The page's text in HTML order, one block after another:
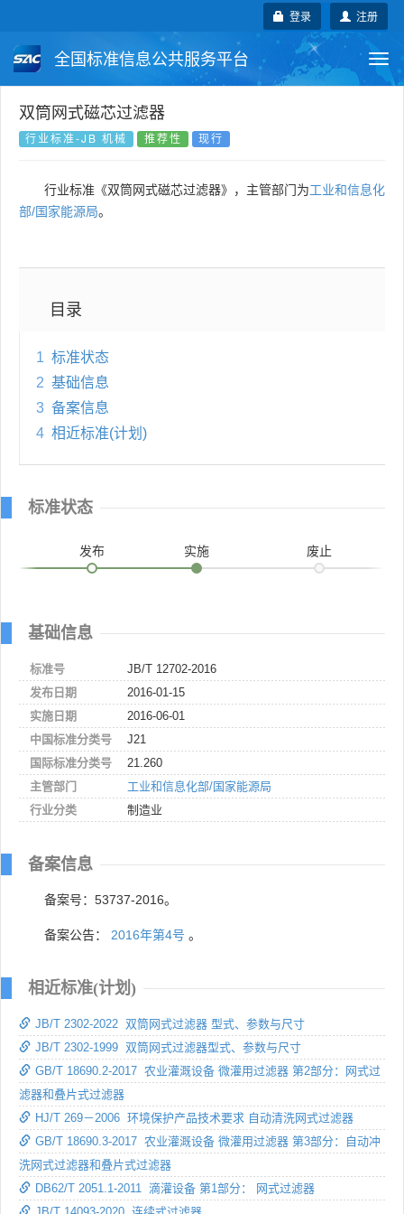
注册
登录
全国标准信息公共服务平台
国家标准
国外标准 技术委员会
双筒网式磁芯过滤器
行业标准-JB 机械 推荐性 现行
行业标准《双筒网式磁芯过滤器》，主管部门为工业和信息化
部/国家能源局。
目录
1 标准状态
2 基础信息
3 备案信息
4 相近标准(计划)
标准状态
发布 实施 废止
基础信息
标准号
JB/T 12702-2016
发布日期
2016-01-15
实施日期
2016-06-01
中国标准分类号
J21
国际标准分类号
21.260
主管部门
工业和信息化部/国家能源局
行业分类
制造业
备案信息
备案号：53737-2016。
备案公告： 2016年第4号 。
相近标准(计划)
JB/T 2302-2022 双筒网式过滤器 型式、参数与尺寸
JB/T 2302-1999 双筒网式过滤器型式、参数与尺寸
GB/T 18690.2-2017 农业灌溉设备 微灌用过滤器 第2部分：网式过
滤器和叠片式过滤器
HJ/T 269－2006 环境保护产品技术要求 自动清洗网式过滤器
GB/T 18690.3-2017 农业灌溉设备 微灌用过滤器 第3部分：自动冲
洗网式过滤器和叠片式过滤器
DB62/T 2051.1-2011 滴灌设备 第1部分： 网式过滤器